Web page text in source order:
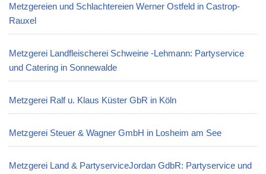
Metzgereien und Schlachtereien Werner Ostfeld in Castrop-
Rauxel
Metzgerei Landfleischerei Schweine -Lehmann: Partyservice
und Catering in Sonnewalde
Metzgerei Ralf u. Klaus Küster GbR in Köln
Metzgerei Steuer & Wagner GmbH in Losheim am See
Metzgerei Land & PartyserviceJordan GdbR: Partyservice und